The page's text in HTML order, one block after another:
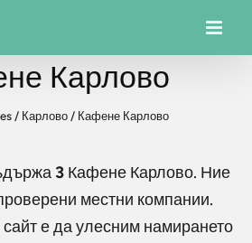
Карлово
/ Карлово/ Кафене Карлово
3 Кафене Карлово. Ние
местни компании.
е да улесним намирането